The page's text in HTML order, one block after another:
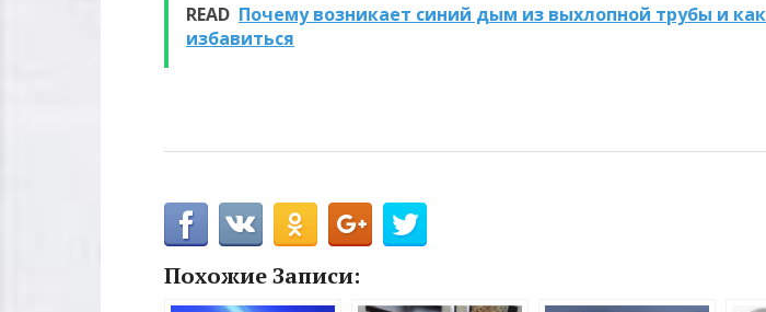
READ Почему возникает синий дым из выхлопной трубы и
избавиться
Похожие Записи: